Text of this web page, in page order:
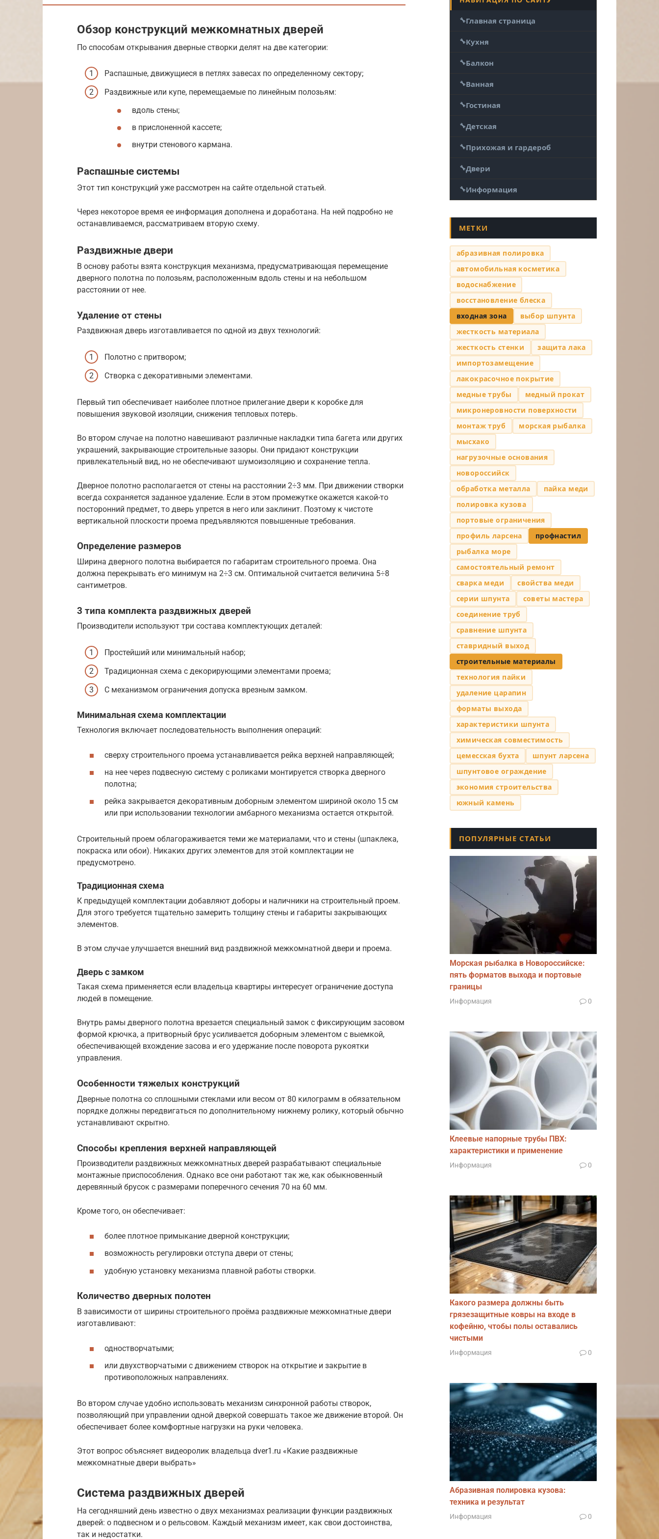
Обзор конструкций межкомнатных дверей
По способам открывания дверные створки делят на две категории:
Распашные, движущиеся в петлях завесах по определенному сектору;
Раздвижные или купе, перемещаемые по линейным полозьям:
вдоль стены;
в прислоненной кассете;
внутри стенового кармана.
Распашные системы
Этот тип конструкций уже рассмотрен на сайте отдельной статьей.
Через некоторое время ее информация дополнена и доработана. На ней подробно не
останавливаемся, рассматриваем вторую схему.
Раздвижные двери
В основу работы взята конструкция механизма, предусматривающая перемещение
дверного полотна по полозьям, расположенным вдоль стены и на небольшом
расстоянии от нее.
Удаление от стены
Раздвижная дверь изготавливается по одной из двух технологий:
Полотно с притвором;
Створка с декоративными элементами.
Первый тип обеспечивает наиболее плотное прилегание двери к коробке для
повышения звуковой изоляции, снижения тепловых потерь.
Во втором случае на полотно навешивают различные накладки типа багета или других
украшений, закрывающие строительные зазоры. Они придают конструкции
привлекательный вид, но не обеспечивают шумоизоляцию и сохранение тепла.
Дверное полотно располагается от стены на расстоянии 2÷3 мм. При движении створки
всегда сохраняется заданное удаление. Если в этом промежутке окажется какой-то
посторонний предмет, то дверь упрется в него или заклинит. Поэтому к чистоте
вертикальной плоскости проема предъявляются повышенные требования.
Определение размеров
Ширина дверного полотна выбирается по габаритам строительного проема. Она
должна перекрывать его минимум на 2÷3 см. Оптимальной считается величина 5÷8
сантиметров.
3 типа комплекта раздвижных дверей
Производители используют три состава комплектующих деталей:
Простейший или минимальный набор;
Традиционная схема с декорирующими элементами проема;
С механизмом ограничения допуска врезным замком.
Минимальная схема комплектации
Технология включает последовательность выполнения операций:
сверху строительного проема устанавливается рейка верхней направляющей;
на нее через подвесную систему с роликами монтируется створка дверного
полотна;
рейка закрывается декоративным доборным элементом шириной около 15 см
или при использовании технологии амбарного механизма остается открытой.
Строительный проем облагораживается теми же материалами, что и стены (шпаклека,
покраска или обои). Никаких других элементов для этой комплектации не
предусмотрено.
Традиционная схема
К предыдущей комплектации добавляют доборы и наличники на строительный проем.
Для этого требуется тщательно замерить толщину стены и габариты закрывающих
элементов.
В этом случае улучшается внешний вид раздвижной межкомнатной двери и проема.
Дверь с замком
Такая схема применяется если владельца квартиры интересует ограничение доступа
людей в помещение.
Внутрь рамы дверного полотна врезается специальный замок с фиксирующим засовом
формой крючка, а притворный брус усиливается доборным элементом с выемкой,
обеспечивающей вхождение засова и его удержание после поворота рукоятки
управления.
Особенности тяжелых конструкций
Дверные полотна со сплошными стеклами или весом от 80 килограмм в обязательном
порядке должны передвигаться по дополнительному нижнему ролику, который обычно
устанавливают скрытно.
Способы крепления верхней направляющей
Производители раздвижных межкомнатных дверей разрабатывают специальные
монтажные приспособления. Однако все они работают так же, как обыкновенный
деревянный брусок с размерами поперечного сечения 70 на 60 мм.
Кроме того, он обеспечивает:
более плотное примыкание дверной конструкции;
возможность регулировки отступа двери от стены;
удобную установку механизма плавной работы створки.
Количество дверных полотен
В зависимости от ширины строительного проёма раздвижные межкомнатные двери
изготавливают:
одностворчатыми;
или двухстворчатыми с движением створок на открытие и закрытие в
противоположных направлениях.
Во втором случае удобно использовать механизм синхронной работы створок,
позволяющий при управлении одной дверкой совершать такое же движение второй. Он
обеспечивает более комфортные нагрузки на руки человека.
Этот вопрос объясняет видеоролик владельца dver1.ru «Какие раздвижные
межкомнатные двери выбрать»
Система раздвижных дверей
На сегодняшний день известно о двух механизмах реализации функции раздвижных
дверей: о подвесном и о рельсовом. Каждый механизм имеет, как свои достоинства,
так и недостатки.
Главная страница
Кухня
Балкон
Ванная
Гостиная
Детская
Прихожая и гардероб
Двери
Информация
МЕТКИ
абразивная полировка
автомобильная косметика
водоснабжение
восстановление блеска
входная зона
выбор шпунта
жесткость материала
жесткость стенки
защита лака
импортозамещение
лакокрасочное покрытие
медные трубы
медный прокат
микронеровности поверхности
монтаж труб
морская рыбалка
мысхако
нагрузочные основания
новороссийск
обработка металла
пайка меди
полировка кузова
портовые ограничения
профиль ларсена
профнастил
рыбалка море
самостоятельный ремонт
сварка меди
свойства меди
серии шпунта
советы мастера
соединение труб
сравнение шпунта
ставридный выход
строительные материалы
технология пайки
удаление царапин
форматы выхода
характеристики шпунта
химическая совместимость
цемесская бухта
шпунт ларсена
шпунтовое ограждение
экономия строительства
южный камень
ПОПУЛЯРНЫЕ СТАТЬИ
Морская рыбалка в Новороссийске:
пять форматов выхода и портовые
границы
Информация 0
Клеевые напорные трубы ПВХ:
характеристики и применение
Информация 0
Какого размера должны быть
грязезащитные ковры на входе в
кофейню, чтобы полы оставались
чистыми
Информация 0
Абразивная полировка кузова:
техника и результат
Информация 0